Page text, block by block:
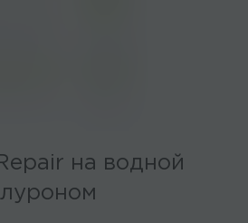
на водной